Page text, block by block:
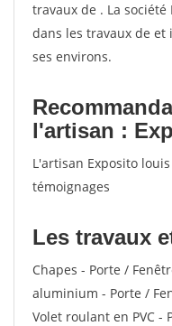
travaux de . La
dans les travaux de
ses environs.
l'artisan :
L'artisan Exposito
témoignages
Les travaux
Chapes - Porte /
aluminium - Porte /
Volet roulant en PVC -